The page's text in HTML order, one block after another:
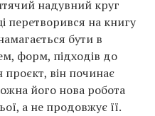
надувний круг
перетворився на книгу
бути в
форм, підходів до
він починає
його нова робота
а не продовжує її.